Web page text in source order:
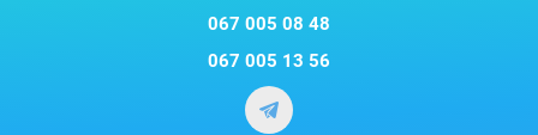
067 005 08 48
067 005 13 56